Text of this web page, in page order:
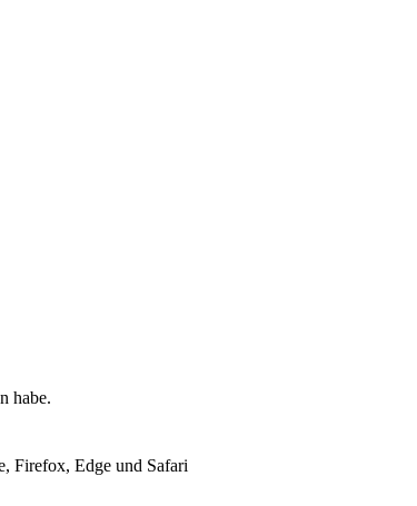
habe.
Firefox, Edge und Safari